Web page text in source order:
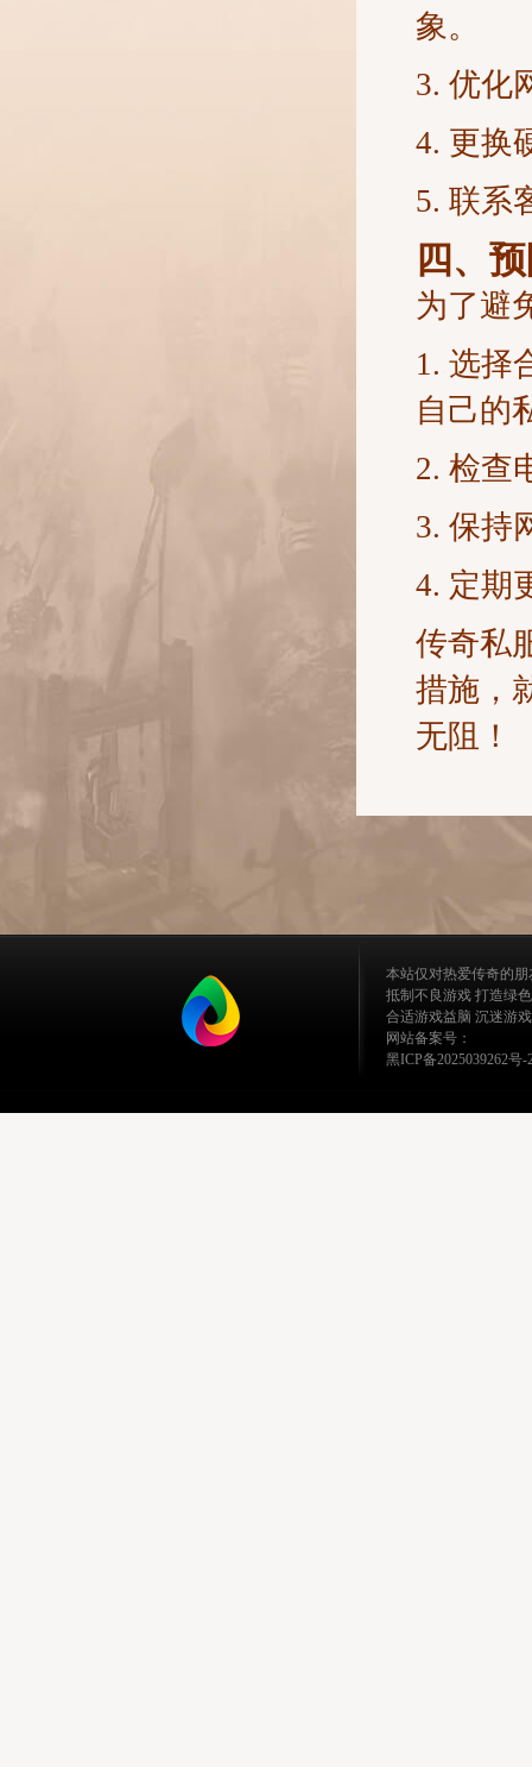
象。
3. 优化
4. 更换
5. 联系
四、
为了避
1. 选择
自己的
2. 检查
3. 保持
4. 定期
传奇私
措施，
无阻！
本站仅对热爱传奇的
抵制不良游戏 打造绿
合适游戏益脑 沉迷游
网站备案号：
黑ICP备2025039262号-